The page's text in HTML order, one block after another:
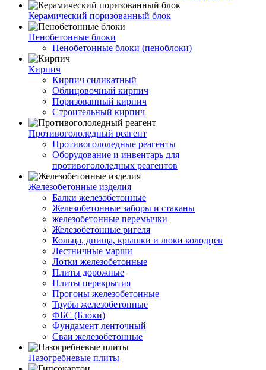
Керамический поризованный блок
Пенобетонные блоки
Пенобетонные блоки (пеноблоки)
Кирпич
Кирпич силикатный
Облицовочный кирпич
Поризованный кирпич
Строительный кирпич
Противогололедный реагент
Противогололедные реагенты
Оборудование и инвентарь для
противогололедных реагентов
Железобетонные изделия
Балки железобетонные
Железобетонные заборы и стаканы
железобетонные перемычки
Железобетонные ригеля
Кольца, днища, крышки и люки колодцев
Лестничные марши
Лотки железобетонные
Плиты дорожные
Плиты перекрытия
Прогоны железобетонные
Трубы железобетонные
ФБС (Блоки)
Фундамент ленточный
Сваи железобетонные
Пазогребневые плиты